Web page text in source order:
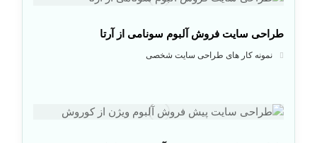
طراحی سایت فروش آلبوم سونامی از آرتا
نمونه کار های طراحی سایت شخصی